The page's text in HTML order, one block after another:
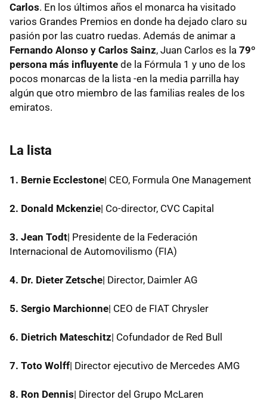
Carlos. En los últimos años el monarca ha visitado
varios Grandes Premios en donde ha dejado claro su
pasión por las cuatro ruedas. Además de animar a
Fernando Alonso y Carlos Sainz, Juan Carlos es la 79º
persona más influyente de la Fórmula 1 y uno de los
pocos monarcas de la lista -en la media parrilla hay
algún que otro miembro de las familias reales de los
emiratos.
La lista
1. Bernie Ecclestone| CEO, Formula One Management
2. Donald Mckenzie| Co-director, CVC Capital
3. Jean Todt| Presidente de la Federación
Internacional de Automovilismo (FIA)
4. Dr. Dieter Zetsche| Director, Daimler AG
5. Sergio Marchionne| CEO de FIAT Chrysler
6. Dietrich Mateschitz| Cofundador de Red Bull
7. Toto Wolff| Director ejecutivo de Mercedes AMG
8. Ron Dennis| Director del Grupo McLaren